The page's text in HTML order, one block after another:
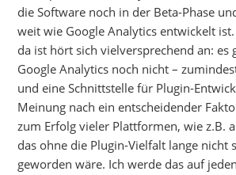
die Software noch in der Beta-Phase
weit wie Google Analytics entwickelt
da ist hört sich vielversprechend an: es
Google Analytics noch nicht –
und eine Schnittstelle für Plugin-
Meinung nach ein entscheidender
zum Erfolg vieler Plattformen, wie z.B.
das ohne die Plugin-Vielfalt lange nicht
geworden wäre. Ich werde das auf